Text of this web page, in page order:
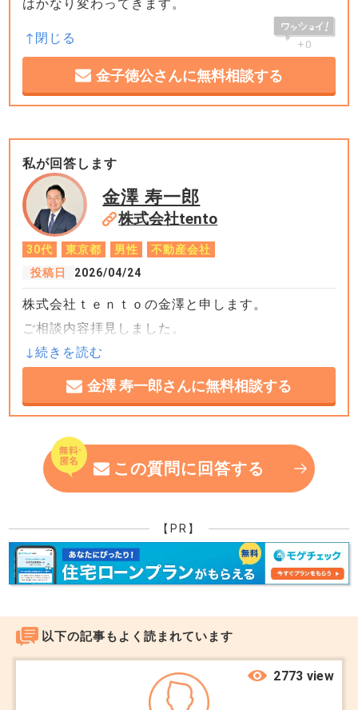
はかなり変わってきます。
+0
金子徳公さんに無料相談する
私が回答します
金澤 寿一郎
株式会社tento
30代 東京都 男性
不動産会社
投稿日
2026/04/24
株式会社ｔｅｎｔｏの金澤と申します。
ご相談内容拝見しました。
「どこの会社に頼んでも、結局はレインズ（業者間
という疑問、実は売主様の多くが抱かれる本音で
す。
仲介手数料という「コスト」が同じなら、なおさら
差が見えにくいですね。
ということは決してありません。選ぶ会社や担当者
によって、最終的な「成約価格」と「売却までのス
ピード」には、数百万円単位の差が出ることが本当
に多くあります。私が大手をやめて独立したのはこ
金澤 寿一郎さんに無料相談する
この質問に回答する
【PR】
以下の記事もよく読まれています
2773 view